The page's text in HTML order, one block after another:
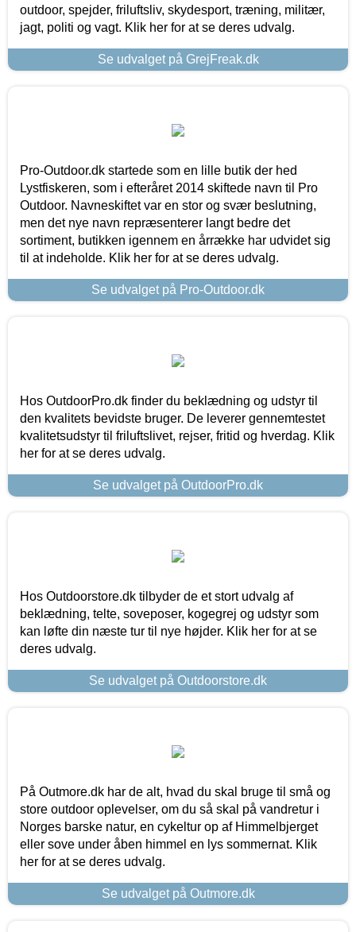
outdoor, spejder, friluftsliv, skydesport, træning, militær,
jagt, politi og vagt. Klik her for at se deres udvalg.
Se udvalget på GrejFreak.dk
Pro-Outdoor.dk startede som en lille butik der hed
Lystfiskeren, som i efteråret 2014 skiftede navn til Pro
Outdoor. Navneskiftet var en stor og svær beslutning,
men det nye navn repræsenterer langt bedre det
sortiment, butikken igennem en årrække har udvidet sig
til at indeholde. Klik her for at se deres udvalg.
Se udvalget på Pro-Outdoor.dk
Hos OutdoorPro.dk finder du beklædning og udstyr til
den kvalitets bevidste bruger. De leverer gennemtestet
kvalitetsudstyr til friluftslivet, rejser, fritid og hverdag. Klik
her for at se deres udvalg.
Se udvalget på OutdoorPro.dk
Hos Outdoorstore.dk tilbyder de et stort udvalg af
beklædning, telte, soveposer, kogegrej og udstyr som
kan løfte din næste tur til nye højder. Klik her for at se
deres udvalg.
Se udvalget på Outdoorstore.dk
På Outmore.dk har de alt, hvad du skal bruge til små og
store outdoor oplevelser, om du så skal på vandretur i
Norges barske natur, en cykeltur op af Himmelbjerget
eller sove under åben himmel en lys sommernat. Klik
her for at se deres udvalg.
Se udvalget på Outmore.dk